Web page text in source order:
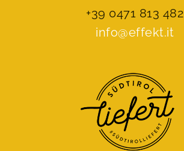
+39 0471 813 482
info@effekt.it